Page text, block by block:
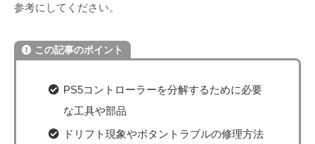
参考にしてください。
この記事のポイント
PS5コントローラーを分解するために必要
な工具や部品
ドリフト現象やボタントラブルの修理方法